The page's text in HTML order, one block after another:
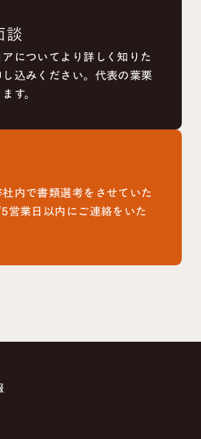
についてより詳しく知りた
込みください。代表の葉栗
す。
内で書類選考をさせていた
営業日以内にご連絡をいた